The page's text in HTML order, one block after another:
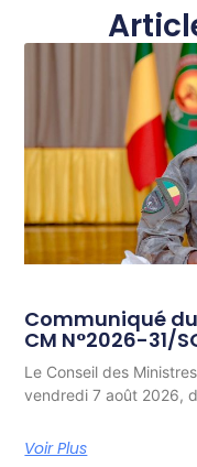
Communiqué
CM N°2026-31/
Le Conseil des
vendredi 7 août 2026,
Voir Plus